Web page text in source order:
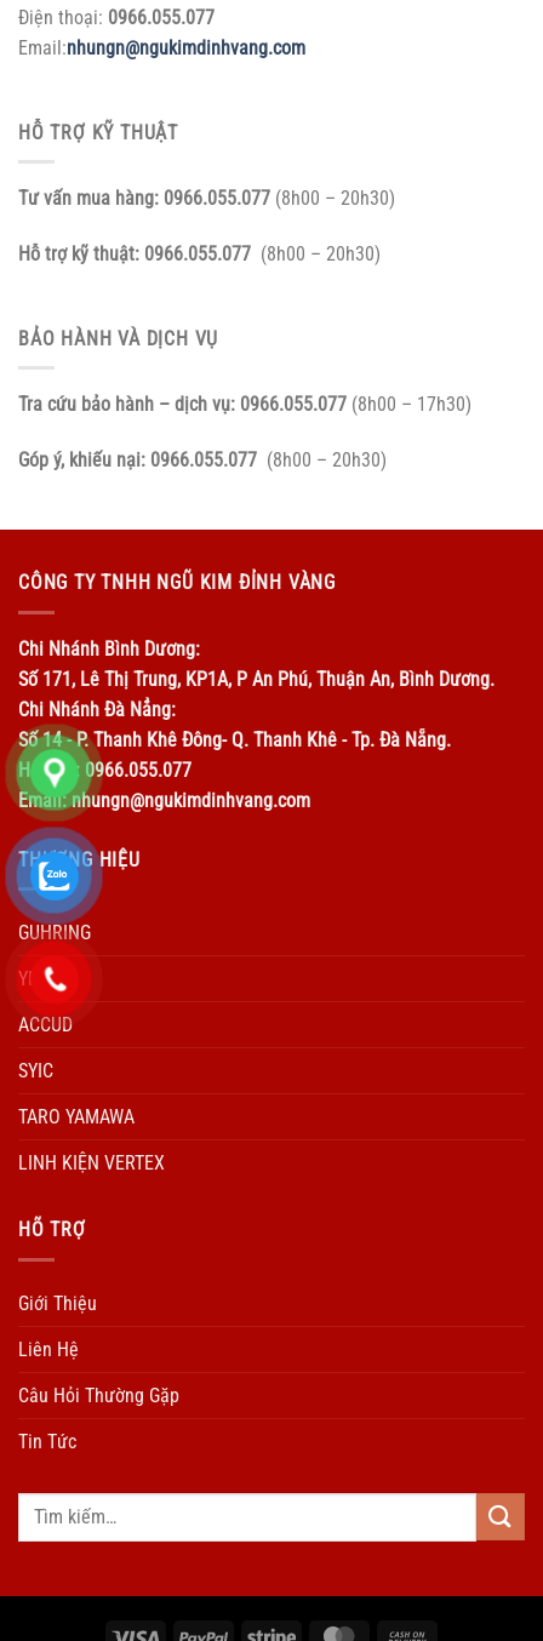
Điện thoại: 0966.055.077
Email:nhungn@ngukimdinhvang.com
HỖ TRỢ KỸ THUẬT
Tư vấn mua hàng: 0966.055.077 (8h00 – 20h30)
Hỗ trợ kỹ thuật: 0966.055.077 (8h00 – 20h30)
BẢO HÀNH VÀ DỊCH VỤ
Tra cứu bảo hành – dịch vụ: 0966.055.077 (8h00 – 17h30)
Góp ý, khiếu nại: 0966.055.077 (8h00 – 20h30)
CÔNG TY TNHH NGŨ KIM ĐỈNH VÀNG
Chi Nhánh Bình Dương:
Số 171, Lê Thị Trung, KP1A, P An Phú, Thuận An, Bình Dương.
Chi Nhánh Đà Nẳng:
Số 14 - P. Thanh Khê Đông- Q. Thanh Khê - Tp. Đà Nẵng.
Hotline: 0966.055.077
Email: nhungn@ngukimdinhvang.com
THƯƠNG HIỆU
GUHRING
YIDA
ACCUD
SYIC
TARO YAMAWA
LINH KIỆN VERTEX
HÕ TRỢ
Giới Thiệu
Liên Hệ
Câu Hỏi Thường Gặp
Tin Tức